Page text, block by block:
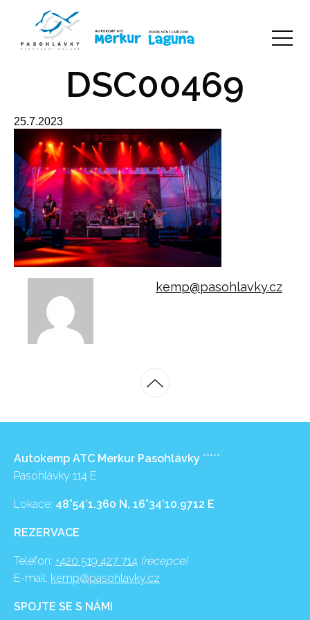
DSC00469
25.7.2023
kemp@pasohlavky.cz
Autokemp ATC Merkur Pasohlávky *****
Pasohlávky 114 E
Lokace: 48°54’1.360 N, 16°34’10.9712 E
REZERVACE
Telefon: +420 519 427 714 (recepce)
E-mail: kemp@pasohlavky.cz
SPOJTE SE S NÁMI